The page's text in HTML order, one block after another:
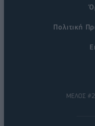
Πολιτική
ΜΕΛΟΣ